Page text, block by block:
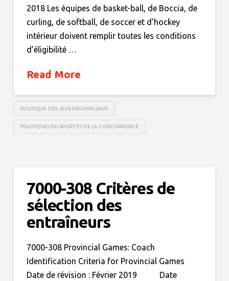
2018 Les équipes de basket-ball, de Boccia, de
curling, de softball, de soccer et d’hockey
intérieur doivent remplir toutes les conditions
d’éligibilité …
Read More
POLITIQUE DES JEUX PROVINCIAUX
POLITIQUES DU SPORT ET DE LA CONCURRENCE
7000-308 Critères de
sélection des
entraîneurs
7000-308 Provincial Games: Coach
Identification Criteria for Provincial Games
Date de révision : Février 2019 Date